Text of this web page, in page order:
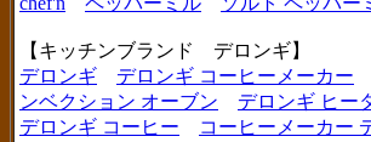
【キッチンブランド デロンギ】
デロンギ
デロンギ コーヒーメーカー
ンベクション オーブン
デロンギ ヒー
デロンギ コーヒー
コーヒーメーカー